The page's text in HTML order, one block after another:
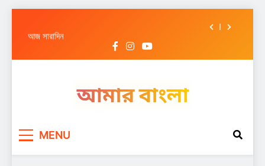
content
MENU